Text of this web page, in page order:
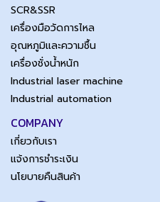
SCR&SSR
เครื่องมือวัดการไหล
อุณหภูมิและความชื้น
เครื่องชั่งน้ำหนัก
Industrial laser machine
Industrial automation
COMPANY
เกี่ยวกับเรา
แจ้งการชำระเงิน
นโยบายคืนสินค้า